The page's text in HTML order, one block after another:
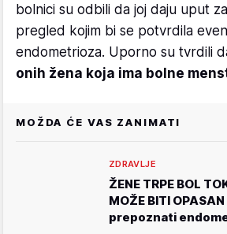
bolnici su odbili da joj daju uput
pregled kojim bi se potvrdila
endometrioza. Uporno su tvrdili
onih žena koja ima bolne
MOŽDA ĆE VAS ZANIMATI
ZDRAVLJE
ŽENE TRPE BOL
MOŽE BITI
prepoznati